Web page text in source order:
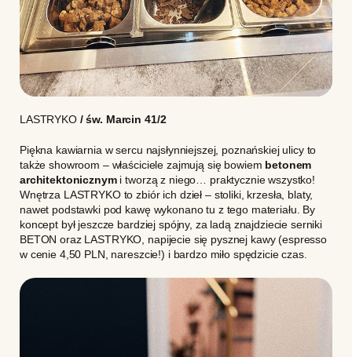
LASTRYKO/ św. Marcin 41/2
Piękna kawiarnia w sercu najsłynniejszej, poznańskiej ulicy to
także showroom – właściciele zajmują się bowiem betonem
architektonicznymi tworzą z niego… praktycznie wszystko!
Wnętrza LASTRYKO to zbiór ich dzieł – stoliki, krzesła, blaty,
nawet podstawki pod kawę wykonano tu z tego materiału. By
koncept był jeszcze bardziej spójny, za ladą znajdziecie serniki
BETON oraz LASTRYKO, napijecie się pysznej kawy (espresso
w cenie 4,50 PLN, nareszcie!) i bardzo miło spędzicie czas.